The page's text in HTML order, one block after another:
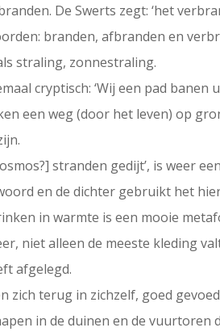
De Swerts zegt: ‘het
branden, afbranden en
straling, zonnestraling.
cryptisch: ‘Wij een pad
een weg (door het leven) op
stranden gedijt’, is weer
en de dichter gebruikt het
in warmte is een mooie
niet alleen de meeste kleding
afgelegd.
zich terug in zichzelf, goed
in de duinen en de